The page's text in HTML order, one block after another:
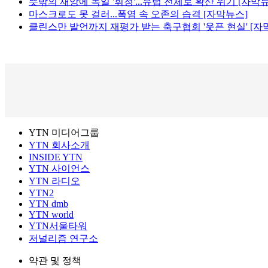
마스크로도 못 걸러...폭염 속 오존의 습격 [자막뉴스]
클린스만 발언까지 재평가 받는 축구협회 '웃픈 현실' [자
YTN 미디어그룹
YTN 회사소개
INSIDE YTN
YTN 사이언스
YTN 라디오
YTN2
YTN dmb
YTN world
YTN서울타워
저널리즘 연구소
약관 및 정책